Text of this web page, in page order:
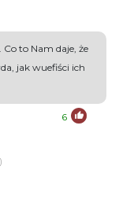
to Nam daje, że
jak wuefiści ich
6